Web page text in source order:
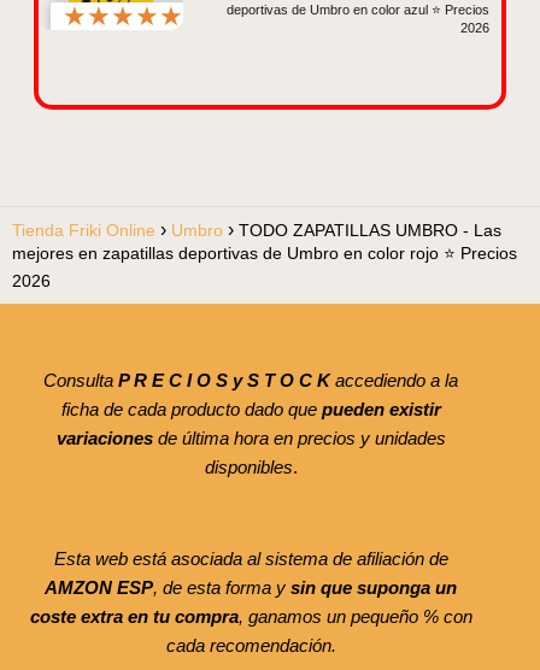
★★★★★
deportivas de Umbro en color azul ⭐ Precios
2026
Tienda Friki Online Umbro
TODO ZAPATILLAS UMBRO - Las
mejores en zapatillas deportivas de Umbro en color rojo ⭐ Precios
2026
Consulta P R E C I O S y S T O C Kaccediendo a la
ficha de cada producto dado que pueden existir
variacionesde última hora en precios y unidades
disponibles.
Esta web está asociada al sistema de afiliación de
AMZON ESP, de esta forma y sin que suponga un
coste extra en tu compra, ganamos un pequeño % con
cada recomendación.